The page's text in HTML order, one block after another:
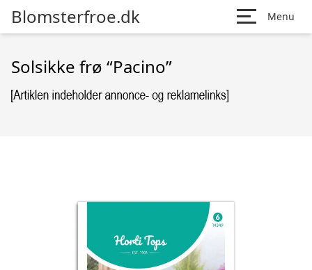
Blomsterfroe.dk Menu
Solsikke frø “Pacino”